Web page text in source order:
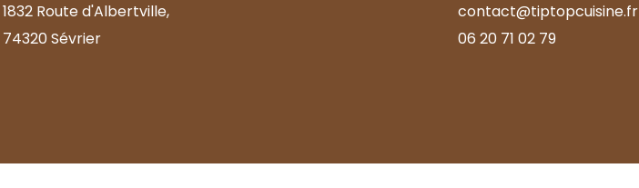
1832 Route d'Albertville,
74320 Sévrier
contact@tiptopcuisine.fr
06 20 71 02 79